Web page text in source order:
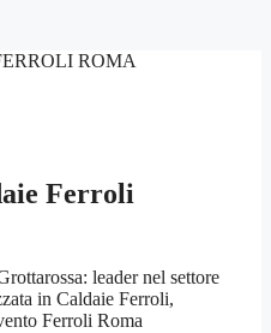
ROMA
Ferroli
leader nel settore
in Caldaie Ferroli,
Ferroli Roma